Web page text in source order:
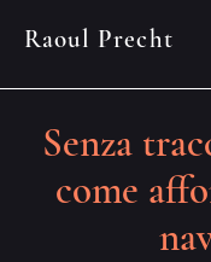
Raoul Precht
Senza
come